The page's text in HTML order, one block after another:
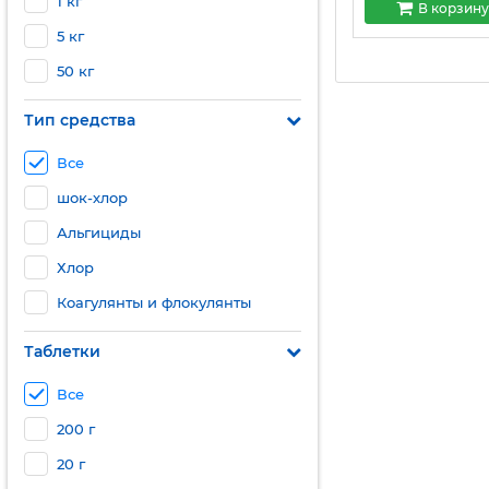
5 кг
50 кг
Тип средства
Все
шок-хлор
Альгициды
Хлор
Коагулянты и флокулянты
Таблетки
Все
200 г
20 г
В корзину